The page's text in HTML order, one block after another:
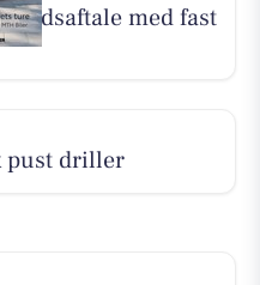
med fast
pust driller